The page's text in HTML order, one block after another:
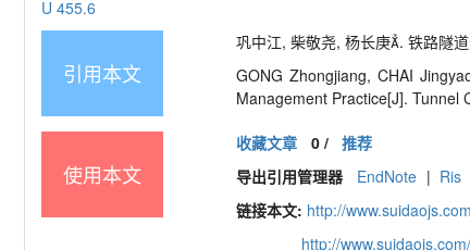
U 455.6
引用本文
巩中江, 柴敬尧, 杨长庚. 铁路隧
GONG Zhongjiang, CHAI
Management Practice[J]. Tunnel
使用本文
收藏文章 0/ 推荐
导出引用管理器
EndNote | Ris
链接本文: http://
http://